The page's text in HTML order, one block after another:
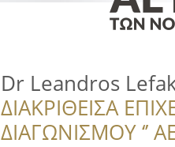
Dr Leandros
ΔΙΑΚΡΙΘΕΙΣΑ
ΔΙΑΓΩΝΙΣΜΟΥ ‘’